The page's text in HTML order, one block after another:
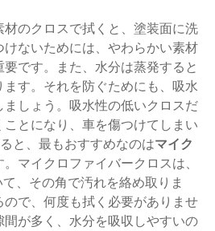
のクロスで拭くと、塗装面に洗
ないためには、やわらかい素材
です。また、水分は蒸発すると
す。それを防ぐためにも、吸水
しょう。吸水性の低いクロスだ
とになり、車を傷つけてしまい
と、最もおすすめなのはマイク
。マイクロファイバークロスは、
、その角で汚れを絡め取りま
で、何度も拭く必要がありませ
が多く、水分を吸収しやすいの